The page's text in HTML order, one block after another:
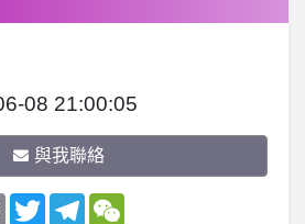
08 21:00:05
與我聯絡
Email TwitterTelegramWeChat